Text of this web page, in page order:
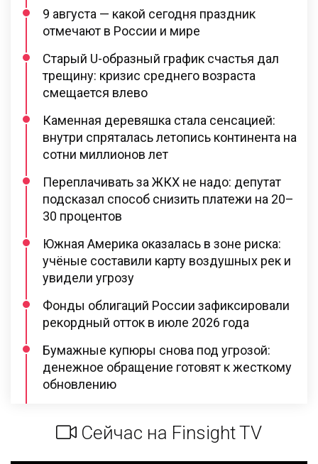
9 августа — какой сегодня праздник
отмечают в России и мире
Старый U-образный график счастья дал
трещину: кризис среднего возраста
смещается влево
Каменная деревяшка стала сенсацией:
внутри спряталась летопись континента на
сотни миллионов лет
Переплачивать за ЖКХ не надо: депутат
подсказал способ снизить платежи на 20–
30 процентов
Южная Америка оказалась в зоне риска:
учёные составили карту воздушных рек и
увидели угрозу
Фонды облигаций России зафиксировали
рекордный отток в июле 2026 года
Бумажные купюры снова под угрозой:
денежное обращение готовят к жесткому
обновлению
Сейчас на Finsight TV